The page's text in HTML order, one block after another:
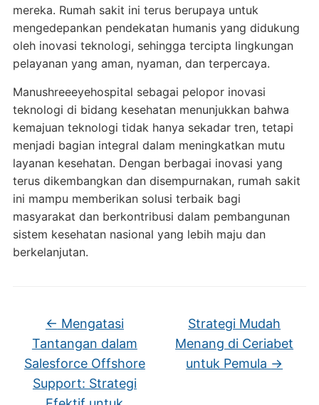
mereka. Rumah sakit ini terus berupaya untuk
mengedepankan pendekatan humanis yang didukung
oleh inovasi teknologi, sehingga tercipta lingkungan
pelayanan yang aman, nyaman, dan terpercaya.
Manushreeeyehospital sebagai pelopor inovasi
teknologi di bidang kesehatan menunjukkan bahwa
kemajuan teknologi tidak hanya sekadar tren, tetapi
menjadi bagian integral dalam meningkatkan mutu
layanan kesehatan. Dengan berbagai inovasi yang
terus dikembangkan dan disempurnakan, rumah sakit
ini mampu memberikan solusi terbaik bagi
masyarakat dan berkontribusi dalam pembangunan
sistem kesehatan nasional yang lebih maju dan
berkelanjutan.
← Mengatasi
Tantangan dalam
Salesforce Offshore
Support: Strategi
Strategi Mudah
Menang di Ceriabet
untuk Pemula →